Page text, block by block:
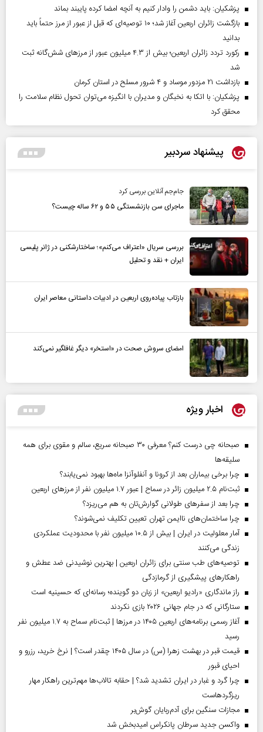
پزشکیان: باید دشمن را وادار کنیم به آنچه امضا کرده پایبند بماند
بازگشت زائران اربعین آغاز شد؛ ۱۰ توصیه‌ای که قبل از عبور از مرز حتماً باید
بدانید
رکورد تردد زائران اربعین؛ بیش از ۴.۳ میلیون عبور از مرزهای شش‌گانه ثبت
شد
بازداشت ۲۱ مزدور موساد و ۴ شرور مسلح در استان کرمان
پزشکیان: با اتکا به نخبگان و مدیران با انگیزه می‌توان تحول نظام سلامت را
محقق کرد
پیشنهاد سردبیر
جام‌جم آنلاین بررسی کرد
ماجرای سن بازنشستگی ۵۵ و ۶۲ ساله چیست؟
بررسی سریال «اعتراف می‌کنم»؛ ساختارشکنی در ژانر پلیسی
ایران + نقد و تحلیل
بازتاب پیاده‌روی اربعین در ادبیات داستانی معاصر ایران
امضای سروش صحت در «استخر» دیگر غافلگیر نمی‌کند
اخبار ویژه
صبحانه چی درست کنم؟ معرفی ۳۰ صبحانه سریع، سالم و مقوی برای همه
سلیقه‌ها
چرا برخی بیماران بعد از کرونا و آنفلوآنزا ماه‌ها بهبود نمی‌یابند؟
ثبت‌نام ۲.۵ میلیون زائر در سماح | عبور ۱.۷ میلیون نفر از مرز‌های اربعین
چرا بعد از سفرهای طولانی گوارش‌تان به هم می‌ریزد؟
چرا ساختمان‌های ناایمن تهران تعیین تکلیف نمی‌شوند؟
آمار معلولیت در ایران | بیش از ۱۰.۵ میلیون نفر با محدودیت عملکردی
زندگی می‌کنند
توصیه‌های طب سنتی برای زائران اربعین | بهترین نوشیدنی ضد عطش و
راهکارهای پیشگیری از گرمازدگی
راز ماندگاری «رادیو اربعین» از زبان دو گوینده؛ رسانه‌ای که حسینیه است
ستارگانی که در جام جهانی ۲۰۲۶ بازی نکردند
آغاز رسمی برنامه‌های اربعین ۱۴۰۵ در مرز‌ها | ثبت‌نام سماح به ۱.۷ میلیون نفر
رسید
قیمت قبر در بهشت زهرا (س) در سال ۱۴۰۵ چقدر است؟ | نرخ خرید، رزرو و
احیای قبور
چرا گرد و غبار در ایران تشدید شد؟ | حقابه تالاب‌ها مهم‌ترین راهکار مهار
ریزگردهاست
مجازات سنگین برای آدم‌ربایان گوش‌بر
واکسن جدید سرطان پانکراس امیدبخش شد